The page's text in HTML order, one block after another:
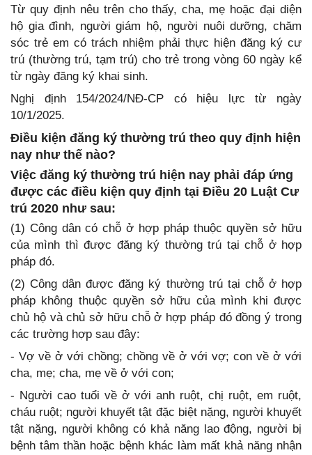
Từ quy định nêu trên cho thấy, cha, mẹ hoặc đại diện
hộ gia đình, người giám hộ, người nuôi dưỡng, chăm
sóc trẻ em có trách nhiệm phải thực hiện đăng ký cư
trú (thường trú, tạm trú) cho trẻ trong vòng 60 ngày kể
từ ngày đăng ký khai sinh.
Nghị định 154/2024/NĐ-CP có hiệu lực từ ngày
10/1/2025.
Điều kiện đăng ký thường trú theo quy định hiện
nay như thế nào?
Việc đăng ký thường trú hiện nay phải đáp ứng
được các điều kiện quy định tại Điều 20 Luật Cư
trú 2020 như sau:
(1) Công dân có chỗ ở hợp pháp thuộc quyền sở hữu
của mình thì được đăng ký thường trú tại chỗ ở hợp
pháp đó.
(2) Công dân được đăng ký thường trú tại chỗ ở hợp
pháp không thuộc quyền sở hữu của mình khi được
chủ hộ và chủ sở hữu chỗ ở hợp pháp đó đồng ý trong
các trường hợp sau đây:
- Vợ về ở với chồng; chồng về ở với vợ; con về ở với
cha, mẹ; cha, mẹ về ở với con;
- Người cao tuổi về ở với anh ruột, chị ruột, em ruột,
cháu ruột; người khuyết tật đặc biệt nặng, người khuyết
tật nặng, người không có khả năng lao động, người bị
bệnh tâm thần hoặc bệnh khác làm mất khả năng nhận